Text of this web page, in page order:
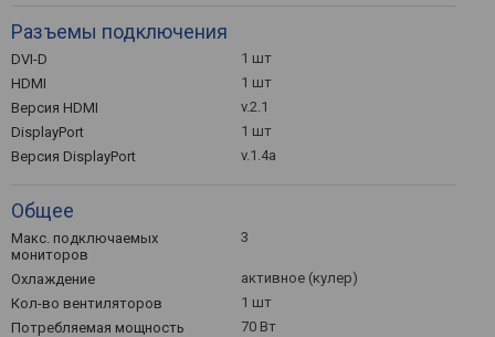
Разъемы подключения
DVI-D
1 шт
HDMI
1 шт
Версия HDMI
v.2.1
DisplayPort
1 шт
Версия DisplayPort
v.1.4a
Общее
Макс. подключаемых
мониторов
3
Охлаждение
активное (кулер)
Кол-во вентиляторов
1 шт
Потребляемая мощность
70 Вт